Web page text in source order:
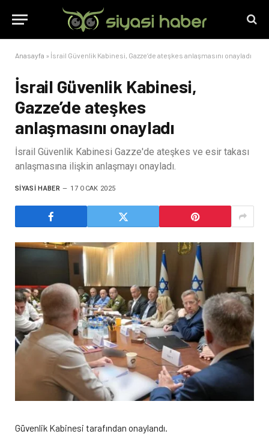
Anasayfa » İsrail Güvenlik Kabinesi, Gazze’de ateşkes anlaşmasını onayladı
İsrail Güvenlik Kabinesi,
Gazze’de ateşkes
anlaşmasını onayladı
İsrail Güvenlik Kabinesi Gazze'de ateşkes ve esir takası
anlaşmasına ilişkin anlaşmayı onayladı.
SIYASI HABER 17 OCAK 2025
Güvenlik Kabinesi tarafından onaylandı.